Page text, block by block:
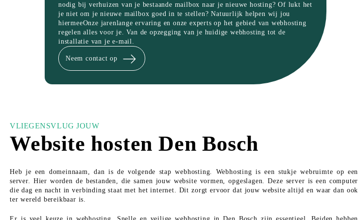
nodig bij verhuizen van je bestaande mailbox naar je nieuwe hosting? Of lukt het
je niet om je nieuwe mailbox goed in te stellen? Natuurlijk helpen wij jou
hiermeeOnze jarenlange ervaring en onze experts op het gebied van webhosting
regelen alles voor je. Van de opzegging van je huidige webhosting tot de
installatie van je e-mail.
Neem contact op
VLIEGENSVLUG JOUW
Website hosten Den Bosch
Heb je een domeinnaam, dan is de volgende stap webhosting. Webhosting is een stukje webruimte op een
server. Hier worden de bestanden, die samen jouw website vormen, opgeslagen. Deze server is een computer
die dag en nacht in verbinding staat met het internet. Dit zorgt ervoor dat jouw website altijd en waar dan ook
ter wereld bereikbaar is.